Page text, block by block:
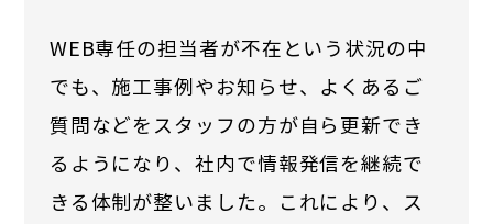
WEB専任の担当者が不在という状況の中
でも、施工事例やお知らせ、よくあるご
質問などをスタッフの方が自ら更新でき
るようになり、社内で情報発信を継続で
きる体制が整いました。これにより、ス